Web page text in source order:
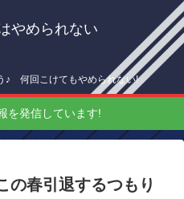
やめられない
♪ 何回こけてもやめられない!
を発信しています!
の春引退するつもり